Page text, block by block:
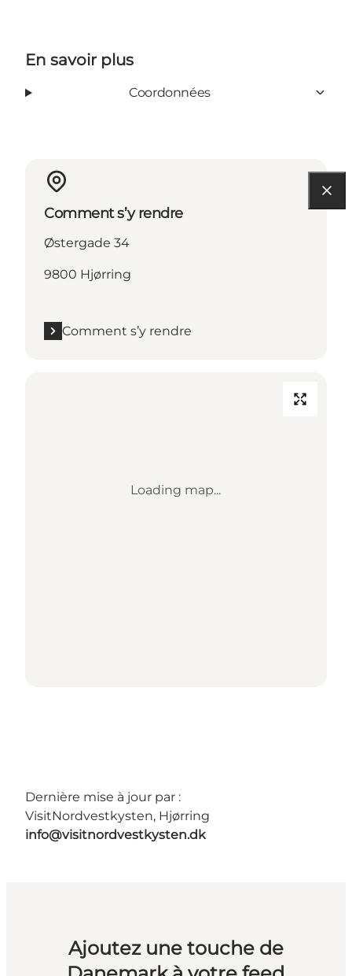
En savoir plus
Coordonnées
Comment s’y rendre
Østergade 34
9800 Hjørring
Comment s’y rendre
Loading map...
Dernière mise à jour par :
VisitNordvestkysten, Hjørring
info@visitnordvestkysten.dk
Ajoutez une touche de